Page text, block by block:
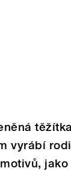
vyrábí